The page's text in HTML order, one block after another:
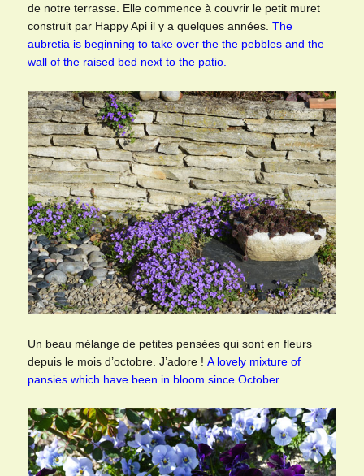
de notre terrasse. Elle commence à couvrir le petit muret
construit par Happy Api il y a quelques années.The
aubretia is beginning to take over the the pebbles and the
wall of the raised bed next to the patio.
Un beau mélange de petites pensées qui sont en fleurs
depuis le mois d’octobre. J’adore !A lovely mixture of
pansies which have been in bloom since October.